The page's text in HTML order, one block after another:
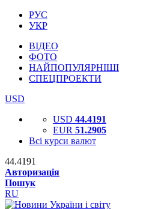
РУС
УКР
ВІДЕО
ФОТО
НАЙПОПУЛЯРНІШІ
СПЕЦПРОЕКТИ
USD
USD 44.4191
EUR 51.2905
Всі курси валют
44.4191
Авторизація
Пошук
RU